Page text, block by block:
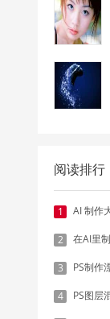
阅读排行
1 AI 制作
2 在AI里
3 PS制作
4 PS图层